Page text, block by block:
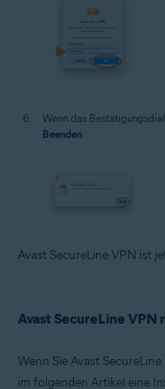
Wenn das
Beenden
Avast SecureLine VPN ist
Avast SecureLine VPN
Wenn Sie Avast
im folgenden Artikel eine